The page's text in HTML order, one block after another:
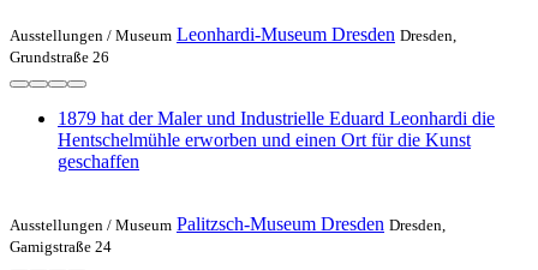
Ausstellungen / Museum Leonhardi-Museum Dresden Dresden,
Grundstraße 26
1879 hat der Maler und Industrielle Eduard Leonhardi die
Hentschelmühle erworben und einen Ort für die Kunst
geschaffen
Ausstellungen / Museum Palitzsch-Museum Dresden Dresden,
Gamigstraße 24